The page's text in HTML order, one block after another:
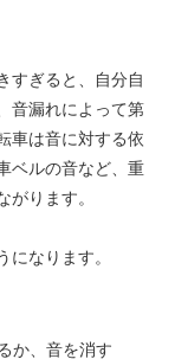
すぎると、自分自
音漏れによって第
車は音に対する依
ベルの音など、重
ります。
なります。
か、音を消す